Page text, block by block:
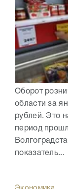
Оборот
области за
рублей. Это
период
показатель...